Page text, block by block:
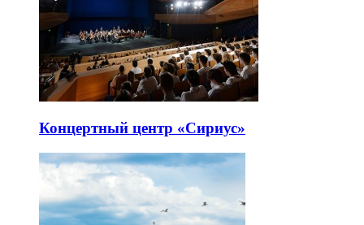
Концертный центр «Сириус»